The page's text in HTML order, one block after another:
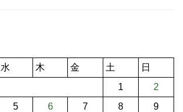
水 木 金 土
日
1
2
5 6 7 8
9